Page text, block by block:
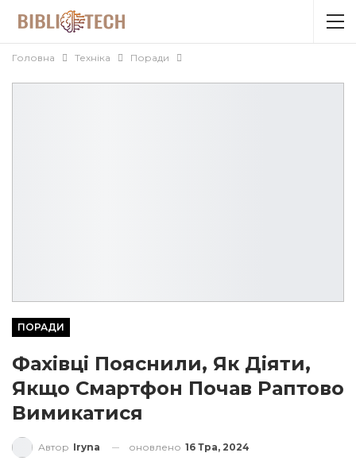
Головна Техніка Поради
ПОРАДИ
Фахівці Пояснили, Як Діяти,
Якщо Смартфон Почав Раптово
Вимикатися
Автор Iryna оновлено 16 Тра, 2024